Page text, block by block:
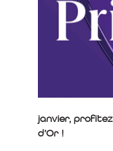
janvier, profitez
d’Or !